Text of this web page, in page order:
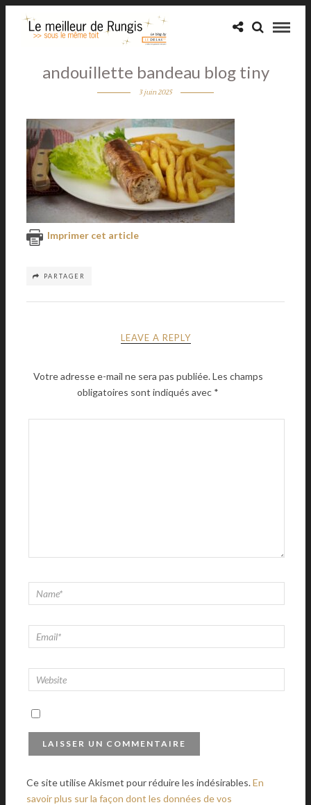
andouillette bandeau blog tiny
3 juin 2025
Imprimer cet article
PARTAGER
LEAVE A REPLY
Votre adresse e-mail ne sera pas publiée.Les champs
obligatoires sont indiqués avec *
Ce site utilise Akismet pour réduire les indésirables.En
savoir plus sur la façon dont les données de vos